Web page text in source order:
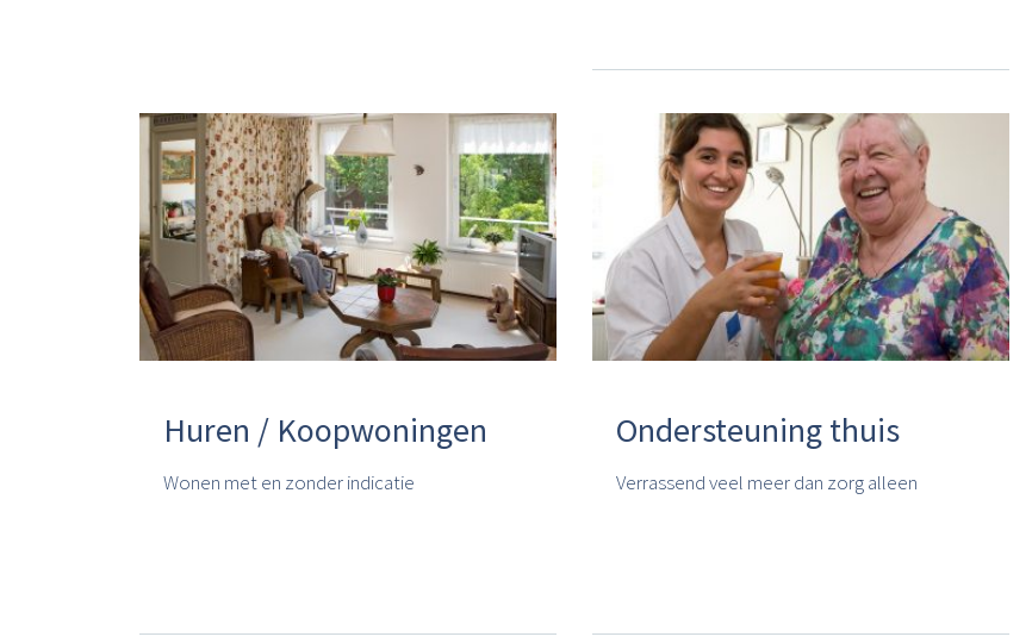
Huren / Koopwoningen
Wonen met en zonder indicatie
Ondersteuning thuis
Verrassend veel meer dan zorg alleen